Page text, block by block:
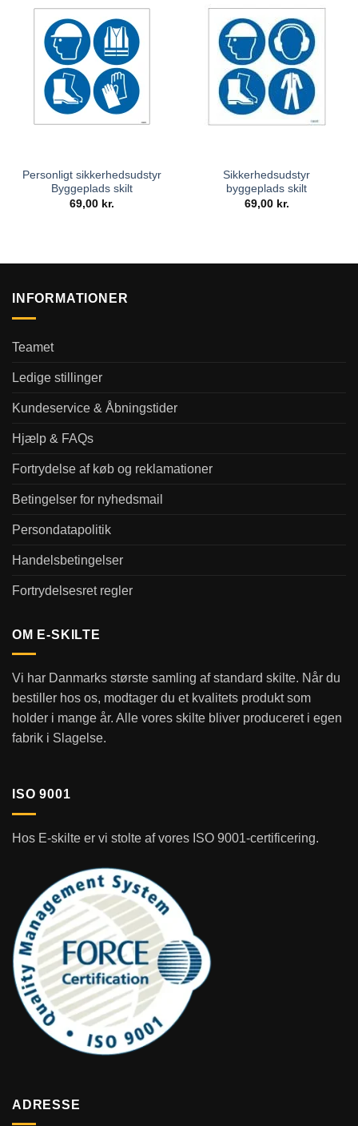
Gode råd til dit byggepladsskilt
Placér skiltet synligtved indgangen til byggepladsen.
Hold teksten klarog læsbar – store bogstaver og tydelige
kontraster.
til at understøtte budskabet visuelt.
projektdata ændres.
Personligt sikkerhedsudstyr
Byggeplads skilt
69,00 kr.
Sikkerhedsudstyr
byggeplads skilt
69,00 kr.
INFORMATIONER
Teamet
Ledige stillinger
Kundeservice & Åbningstider
Hjælp & FAQs
Fortrydelse af køb og reklamationer
Betingelser for nyhedsmail
Persondatapolitik
Handelsbetingelser
Fortrydelsesret regler
OM E-SKILTE
Vi har Danmarks største samling af standard skilte. Når du
bestiller hos os, modtager du et kvalitets produkt som
holder i mange år. Alle vores skilte bliver produceret i egen
fabrik i Slagelse.
ISO 9001
Hos E-skilte er vi stolte af vores ISO 9001-certificering.
ADRESSE